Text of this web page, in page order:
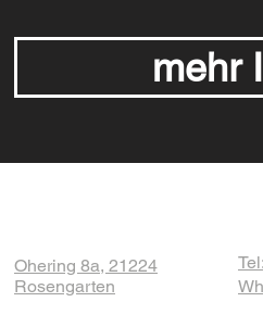
mehr
Ohering 8a, 21224
Rosengarten